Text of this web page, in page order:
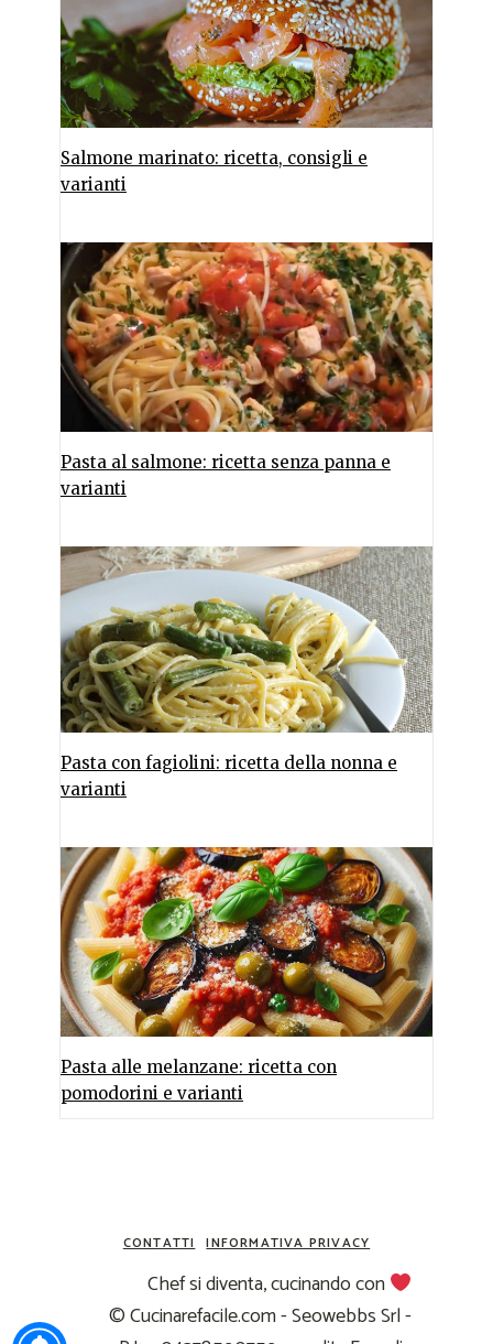
Salmone marinato: ricetta, consigli e
varianti
Pasta al salmone: ricetta senza panna e
varianti
Pasta con fagiolini: ricetta della nonna e
varianti
Pasta alle melanzane: ricetta con
pomodorini e varianti
CONTATTI INFORMATIVA PRIVACY
Chef si diventa, cucinando con
© Cucinarefacile.com - Seowebbs Srl -